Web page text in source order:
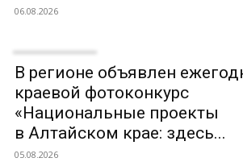
06.08.2026
В регионе объявлен
краевой фотоконкурс
«Национальные проекты
в Алтайском крае: здесь...
05.08.2026